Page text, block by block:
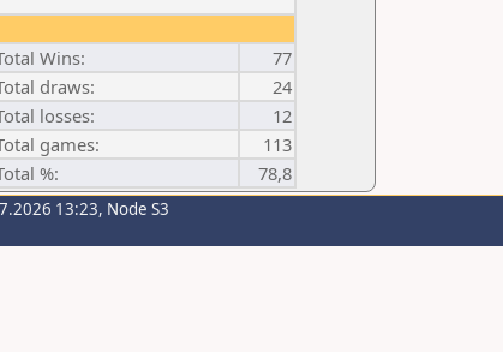
Wins:
77
draws:
24
losses:
12
games:
113
%: 78,8
13:23, Node S3